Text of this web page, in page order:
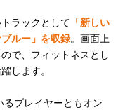
ラックとして 「新しい
ルー」を収録。画面上
で、フィットネスとし
します。
るプレイヤーともオン